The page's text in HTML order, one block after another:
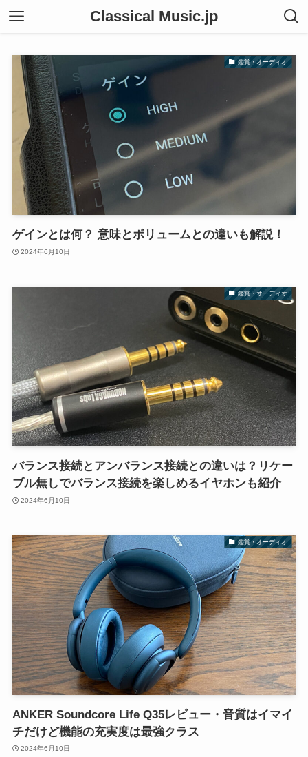
Classical Music.jp
鑑賞・オーディオ
ゲインとは何？ 意味とボリュームとの違いも解説！
2024年6月10日
鑑賞・オーディオ
バランス接続とアンバランス接続との違いは？リケー
ブル無しでバランス接続を楽しめるイヤホンも紹介
2024年6月10日
鑑賞・オーディオ
ANKER Soundcore Life Q35レビュー・音質はイマイ
チだけど機能の充実度は最強クラス
2024年6月10日